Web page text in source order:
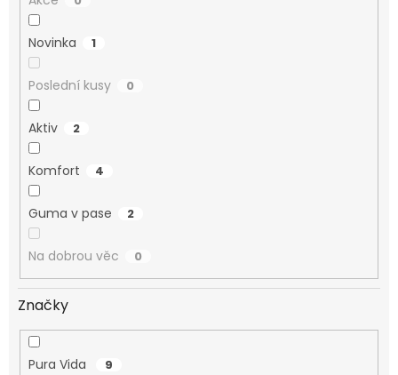
Novinka 1
Poslední kusy 0
Aktiv 2
Komfort 4
Guma v pase 2
Na dobrou věc 0
Značky
Pura Vida 9